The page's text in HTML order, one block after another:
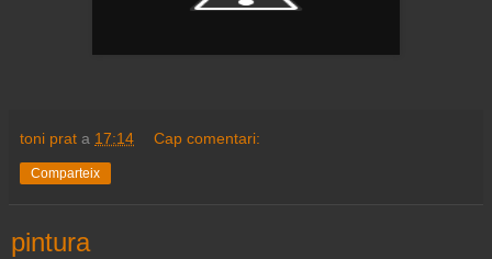
toni prat a 17:14 Cap comentari:
Comparteix
pintura